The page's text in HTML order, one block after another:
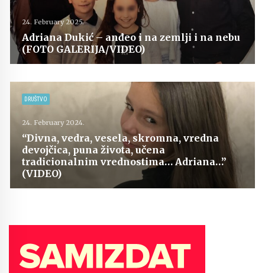
24. February 2025.
Adriana Dukić – anđeo i na zemlji i na nebu
(FOTO GALERIJA/VIDEO)
DRUŠTVO
24. February 2024.
“Divna, vedra, vesela, skromna, vredna
devojčica, puna života, učena
tradicionalnim vrednostima… Adriana…”
(VIDEO)